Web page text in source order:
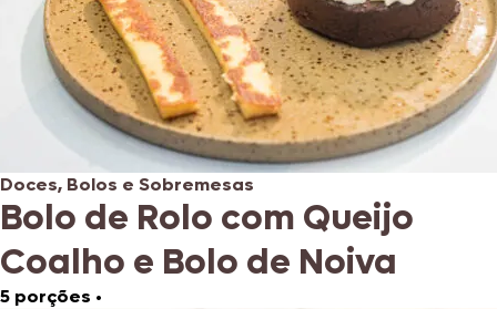
Doces, Bolos e Sobremesas
Bolo de Rolo com Queijo
Coalho e Bolo de Noiva
5 porções •